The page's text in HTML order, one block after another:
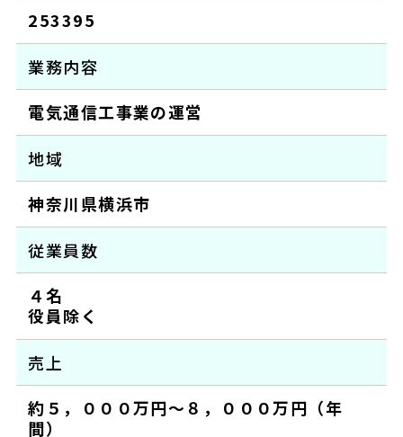
253395
業務内容
電気通信工事業の運営
地域
神奈川県横浜市
従業員数
４名
役員除く
売上
約５，０００万円～８，０００万円（年
間）